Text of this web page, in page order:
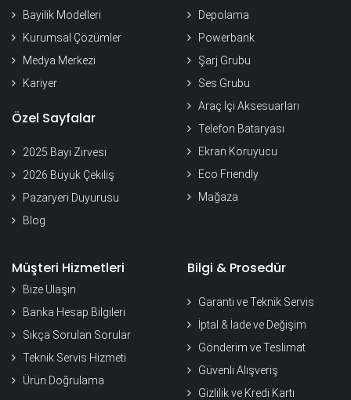
Bayilik Modelleri
Kurumsal Çözümler
Medya Merkezi
Kariyer
Özel Sayfalar
2025 Bayi Zirvesi
2026 Büyük Çekiliş
Pazaryeri Duyurusu
Blog
Depolama
Powerbank
Şarj Grubu
Ses Grubu
Araç İçi Aksesuarları
Telefon Bataryası
Ekran Koruyucu
Eco Friendly
Mağaza
Müşteri Hizmetleri
Bize Ulaşın
Banka Hesap Bilgileri
Sıkça Sorulan Sorular
Teknik Servis Hizmeti
Ürün Doğrulama
Bilgi & Prosedür
Garanti ve Teknik Servis
İptal & İade ve Değişim
Gönderim ve Teslimat
Güvenli Alışveriş
Gizlilik ve Kredi Kartı